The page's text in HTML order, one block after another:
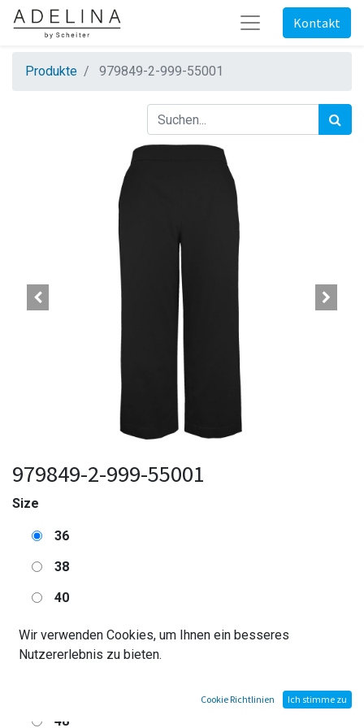
Kontakt
Produkte 979849-2-999-55001
979849-2-999-55001
Size
36
38
40
44
48
Wir verwenden Cookies, um Ihnen ein besseres
Nutzererlebnis zu bieten.
Cookie Richtlinien Ich stimme zu